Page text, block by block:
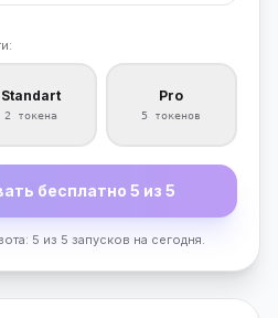
Standart
2 токена
Pro
5 токенов
бесплатно 5 из 5
5 из 5 запусков на сегодня.